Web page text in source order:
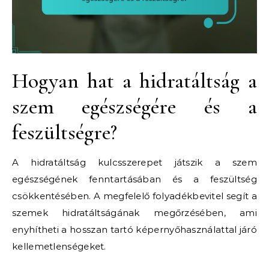
Hogyan hat a hidratáltság a
szem egészségére és a
feszültségre?
A hidratáltság kulcsszerepet játszik a szem
egészségének fenntartásában és a feszültség
csökkentésében. A megfelelő folyadékbevitel segít a
szemek hidratáltságának megőrzésében, ami
enyhítheti a hosszan tartó képernyőhasználattal járó
kellemetlenségeket.